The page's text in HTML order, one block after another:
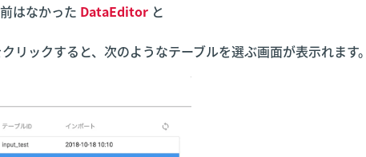
はなかった DataEditor と
ックすると、次のようなテーブルを選ぶ画面が表示れます。